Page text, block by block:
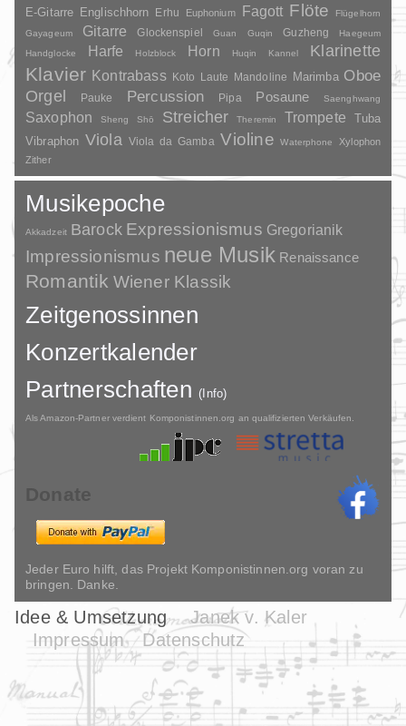
E-Gitarre Englischhorn Erhu Euphonium Fagott Flöte
Flügelhorn
Gayageum
Gitarre Glockenspiel Guan Guqin Guzheng
Haegeum
Handglocke
Harfe Holzblock Horn Huqin Kannel Klarinette
Klavier Kontrabass Koto Laute Mandoline Marimba Oboe
Orgel Pauke Percussion Pipa Posaune Saenghwang
Saxophon Sheng Shō Streicher Theremin Trompete
Tuba
Vibraphon Viola Viola da Gamba Violine Waterphone
Xylophon
Zither
Musikepoche
Akkadzeit Barock Expressionismus Gregorianik
Impressionismus neue Musik Renaissance
Romantik Wiener Klassik
Zeitgenossinnen
Konzertkalender
Partnerschaften(Info)
Als Amazon-Partner verdient Komponistinnen.org an qualifizierten Verkäufen.
Donate
Jeder Euro hilft, das Projekt Komponistinnen.org voran zu
bringen. Danke.
Idee & Umsetzung
Janek v. Kaler
Impressum
Datenschutz